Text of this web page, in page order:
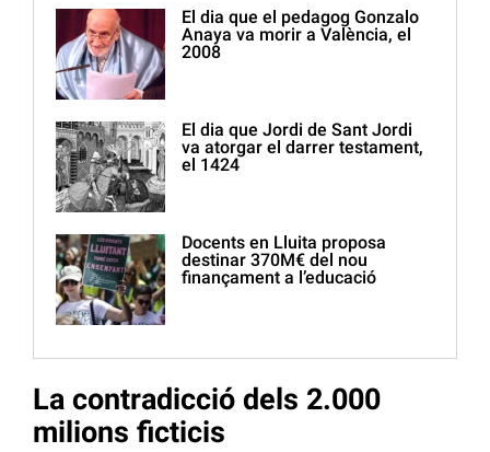
El dia que el pedagog Gonzalo
Anaya va morir a València, el
2008
El dia que Jordi de Sant Jordi
va atorgar el darrer testament,
el 1424
Docents en Lluita proposa
destinar 370M€ del nou
finançament a l’educació
La contradicció dels 2.000
milions ficticis